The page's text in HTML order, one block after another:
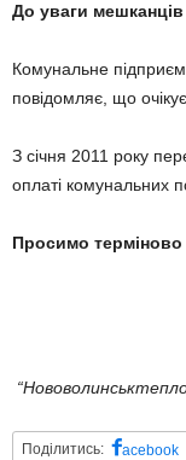
До уваги мешканців
Комунальне
повідомляє, що
З січня 2011 року
оплаті комунальних
Просимо
Поділитись: acebook